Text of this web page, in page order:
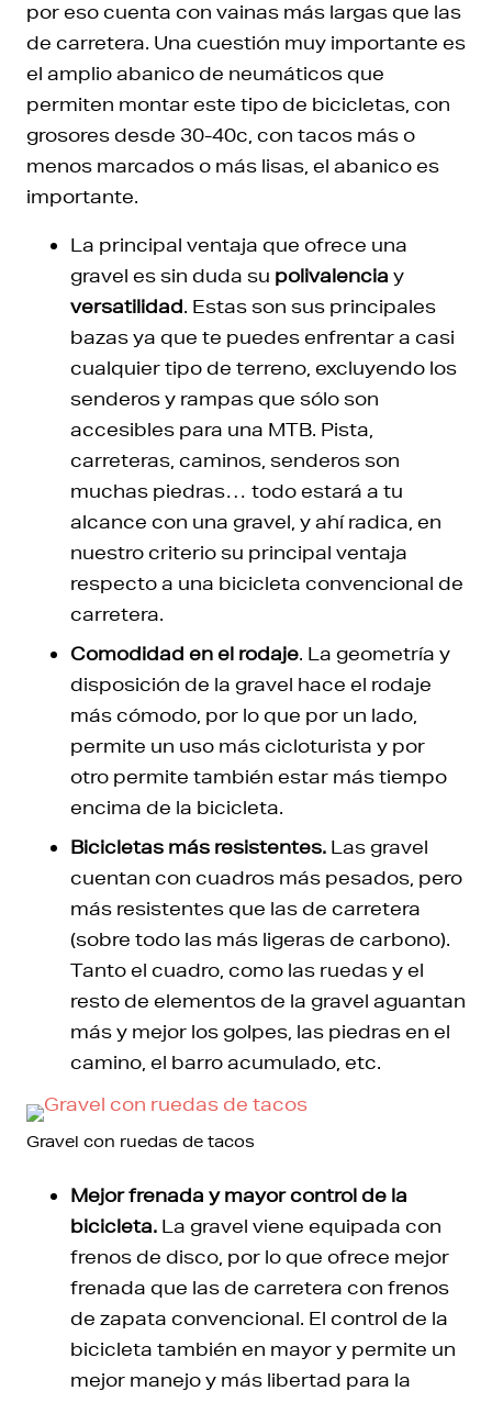
por eso cuenta con vainas más largas que las
de carretera. Una cuestión muy importante es
el amplio abanico de neumáticos que
permiten montar este tipo de bicicletas, con
grosores desde 30-40c, con tacos más o
menos marcados o más lisas, el abanico es
importante.
La principal ventaja que ofrece una
gravel es sin duda su polivalencia y
versatilidad. Estas son sus principales
bazas ya que te puedes enfrentar a casi
cualquier tipo de terreno, excluyendo los
senderos y rampas que sólo son
accesibles para una MTB. Pista,
carreteras, caminos, senderos son
muchas piedras… todo estará a tu
alcance con una gravel, y ahí radica, en
nuestro criterio su principal ventaja
respecto a una bicicleta convencional de
carretera.
Comodidad en el rodaje. La geometría y
disposición de la gravel hace el rodaje
más cómodo, por lo que por un lado,
permite un uso más cicloturista y por
otro permite también estar más tiempo
encima de la bicicleta.
Bicicletas más resistentes. Las gravel
cuentan con cuadros más pesados, pero
más resistentes que las de carretera
(sobre todo las más ligeras de carbono).
Tanto el cuadro, como las ruedas y el
resto de elementos de la gravel aguantan
más y mejor los golpes, las piedras en el
camino, el barro acumulado, etc.
Gravel con ruedas de tacos
Mejor frenada y mayor control de la
bicicleta. La gravel viene equipada con
frenos de disco, por lo que ofrece mejor
frenada que las de carretera con frenos
de zapata convencional. El control de la
bicicleta también en mayor y permite un
mejor manejo y más libertad para la